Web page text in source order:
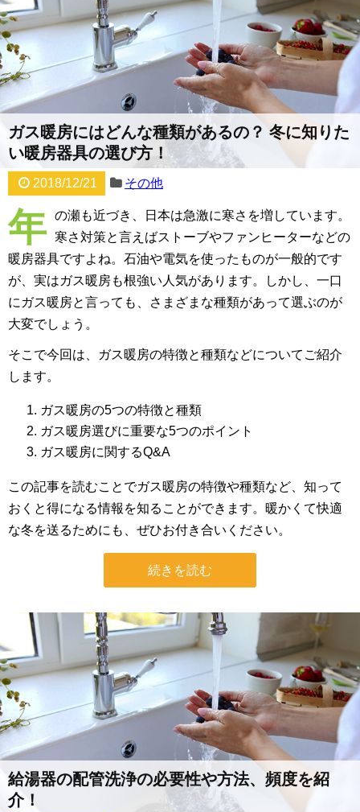
ガス暖房にはどんな種類があるの？ 冬に知りた
い暖房器具の選び方！
2018/12/21 その他
年 の瀬も近づき、日本は急激に寒さを増しています。
寒さ対策と言えばストーブやファンヒーターなどの
暖房器具ですよね。石油や電気を使ったものが一般的です
が、実はガス暖房も根強い人気があります。しかし、一口
にガス暖房と言っても、さまざまな種類があって選ぶのが
大変でしょう。
そこで今回は、ガス暖房の特徴と種類などについてご紹介
します。
ガス暖房の5つの特徴と種類
ガス暖房選びに重要な5つのポイント
ガス暖房に関するQ&A
この記事を読むことでガス暖房の特徴や種類など、知って
おくと得になる情報を知ることができます。暖かくて快適
な冬を送るためにも、ぜひお付き合いください。
続きを読む
給湯器の配管洗浄の必要性や方法、頻度を紹
介！